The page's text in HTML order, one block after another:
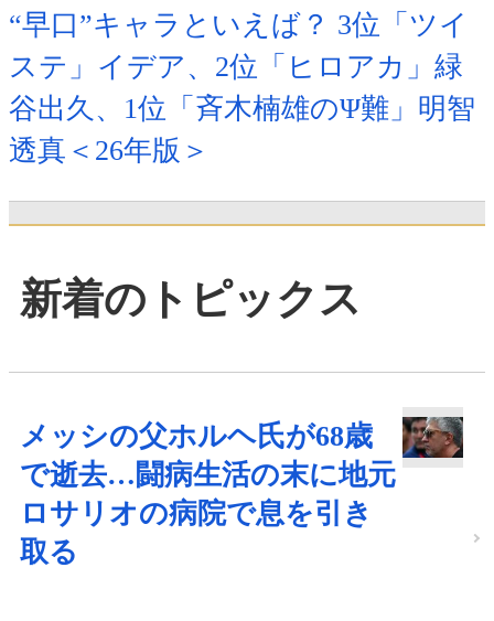
“早口”キャラといえば？ 3位「ツイ
ステ」イデア、2位「ヒロアカ」緑
谷出久、1位「斉木楠雄のΨ難」明智
透真＜26年版＞
新着のトピックス
メッシの父ホルヘ氏が68歳
で逝去…闘病生活の末に地元
ロサリオの病院で息を引き
取る